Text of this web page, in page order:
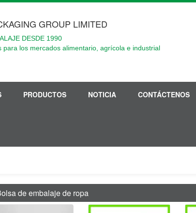
GROUP LIMITED
DESDE 1990
para los mercados alimentario, agrícola e industrial
PRODUCTOS NOTICIA CONTÁCTENOS
de embalaje de ropa